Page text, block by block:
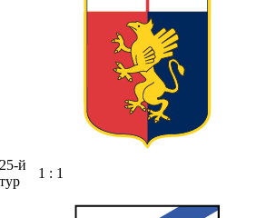
25-й
тур
1 : 1